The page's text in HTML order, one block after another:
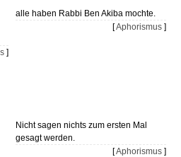
]
alle haben Rabbi Ben Akiba mochte.
[Aphorismus ]
Nicht sagen nichts zum ersten Mal
gesagt werden.
[Aphorismus ]